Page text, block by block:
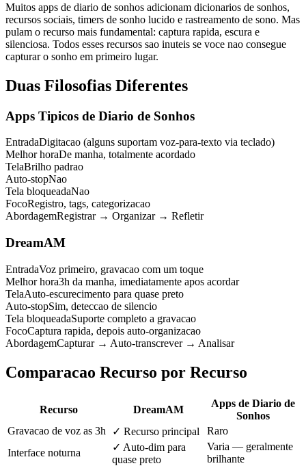
Muitos apps de diario de sonhos adicionam dicionarios de sonhos,
recursos sociais, timers de sonho lucido e rastreamento de sono. Mas
pulam o recurso mais fundamental: captura rapida, escura e
silenciosa. Todos esses recursos sao inuteis se voce nao consegue
capturar o sonho em primeiro lugar.
Duas Filosofias Diferentes
Apps Tipicos de Diario de Sonhos
EntradaDigitacao (alguns suportam voz-para-texto via teclado)
Melhor horaDe manha, totalmente acordado
TelaBrilho padrao
Auto-stopNao
Tela bloqueadaNao
FocoRegistro, tags, categorizacao
AbordagemRegistrar → Organizar → Refletir
DreamAM
EntradaVoz primeiro, gravacao com um toque
Melhor hora3h da manha, imediatamente apos acordar
TelaAuto-escurecimento para quase preto
Auto-stopSim, deteccao de silencio
Tela bloqueadaSuporte completo a gravacao
FocoCaptura rapida, depois auto-organizacao
AbordagemCapturar → Auto-transcrever → Analisar
Comparacao Recurso por Recurso
Recurso DreamAM
Apps de Diario de
Sonhos
Gravacao de voz as 3h
✓ Recurso principal
Raro
Interface noturna
✓ Auto-dim para
quase preto
Varia — geralmente
brilhante